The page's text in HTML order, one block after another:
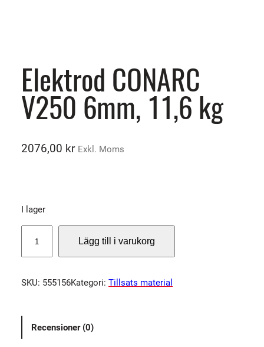
Elektrod CONARC
V250 6mm, 11,6 kg
2076,00 kr Exkl. Moms
I lager
e
t
o
Lägg till i varukorg
SKU: 555156Kategori: Tillsats material
Recensioner (0)